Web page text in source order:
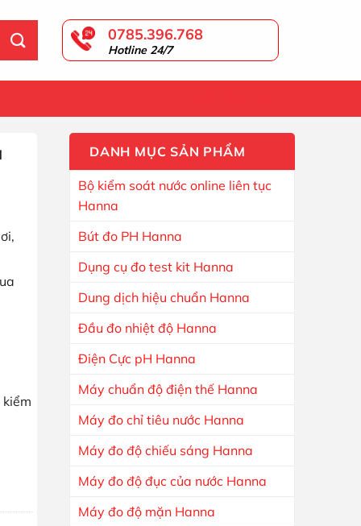
0785.396.768
Hotline 24/7
DANH MỤC SẢN PHẨM
Bộ kiểm soát nước online liên tục
Hanna
Bút đo PH Hanna
Dụng cụ đo test kit Hanna
Dung dịch hiệu chuẩn Hanna
Đầu đo nhiệt độ Hanna
Điện Cực pH Hanna
Máy chuẩn độ điện thế Hanna
Máy đo chỉ tiêu nước Hanna
Máy đo độ chiếu sáng Hanna
Máy đo độ đục của nước Hanna
Máy đo độ mặn Hanna